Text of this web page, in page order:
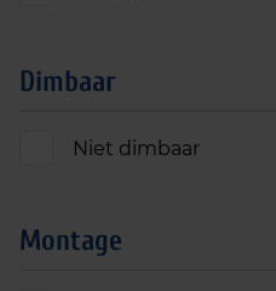
Dimbaar
Niet dimbaar
Montage